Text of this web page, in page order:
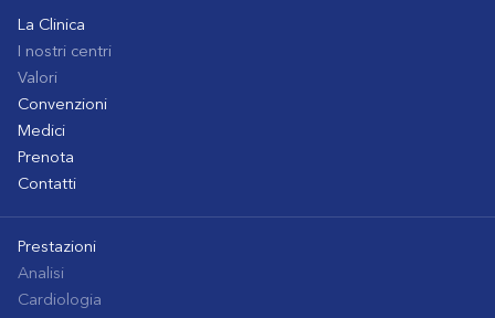
La Clinica
I nostri centri
Valori
Convenzioni
Medici
Prenota
Contatti
Prestazioni
Analisi
Cardiologia